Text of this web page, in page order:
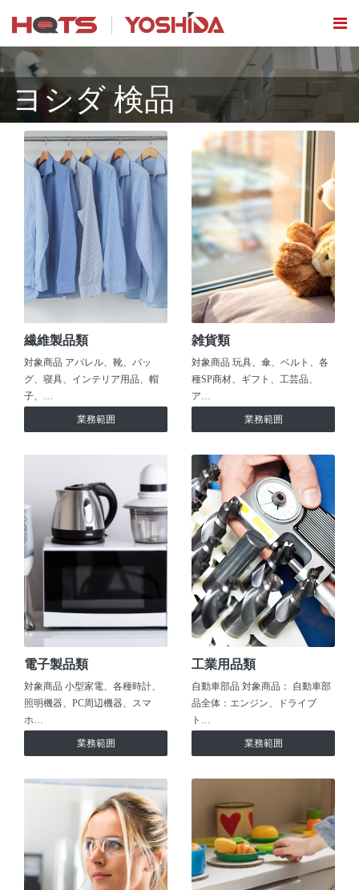
ヨシダ 検品
繊維製品類
対象商品 アパレル、靴、バッ
グ、寝具、インテリア用品、帽
子、…
業務範囲
雑貨類
対象商品 玩具、傘、ベルト、各
種SP商材、ギフト、工芸品、
ア…
業務範囲
電子製品類
対象商品 小型家電、各種時計、
照明機器、PC周辺機器、スマ
ホ…
業務範囲
工業用品類
自動車部品 対象商品： 自動車部
品全体：エンジン、ドライブ
ト…
業務範囲